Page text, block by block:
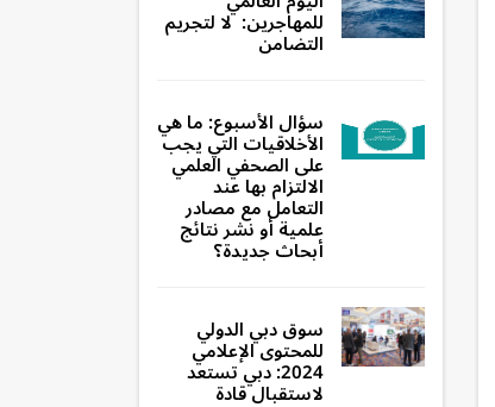
للمهاجرين: لا لتجريم
التضامن
سؤال الأسبوع: ما هي
الأخلاقيات التي يجب
على الصحفي العلمي
الالتزام بها عند
التعامل مع مصادر
علمية أو نشر نتائج
أبحاث جديدة؟
سوق دبي الدولي
للمحتوى الإعلامي
2024: دبي تستعد
لاستقبال قادة